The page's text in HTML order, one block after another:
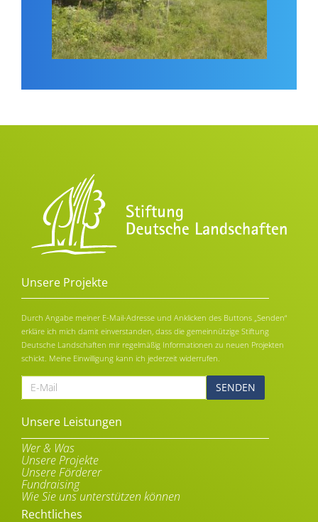
Unsere Projekte
Durch Angabe meiner E-Mail-Adresse und Anklicken des Buttons „Senden“
erkläre ich mich damit einverstanden, dass die gemeinnützige Stiftung
Deutsche Landschaften mir regelmäßig Informationen zu neuen Projekten
schickt. Meine Einwilligung kann ich jederzeit widerrufen.
E-
Mail
Alternative:
Unsere Leistungen
Wer & Was
Unsere Projekte
Unsere Förderer
Fundraising
Wie Sie uns unterstützen können
Rechtliches